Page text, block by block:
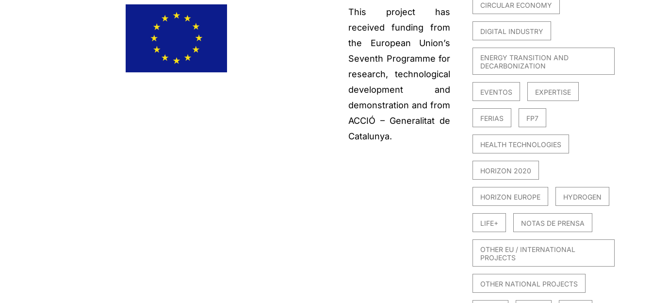
This project has
received funding from
the European Union’s
Seventh Programme for
research, technological
development and
demonstration and from
ACCIÓ – Generalitat de
Catalunya.
CIRCULAR ECONOMY
DIGITAL INDUSTRY
ENERGY TRANSITION AND
DECARBONIZATION
EVENTOS EXPERTISE
FERIAS FP7
HEALTH TECHNOLOGIES
HORIZON 2020
HORIZON EUROPE HYDROGEN
LIFE+ NOTAS DE PRENSA
OTHER EU / INTERNATIONAL
PROJECTS
OTHER NATIONAL PROJECTS